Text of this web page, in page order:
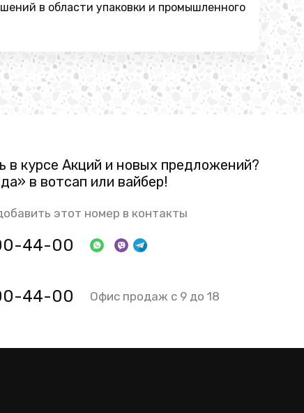
в области упаковки и промышленного
в курсе Акций и новых предложений?
в вотсап или вайбер!
этот номер в контакты
44-00
44-00 Офис продаж с 9 до 18